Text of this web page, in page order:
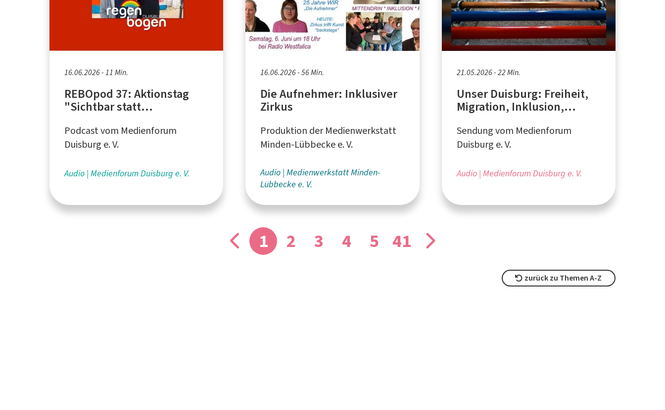
16.06.2026 - 11 Min.
REBOpod 37: Aktionstag
"Sichtbar statt
mit Andreas Suchanek und
Hans-Michael Langer
Podcast vom Medienforum
Duisburg e. V.
Audio Medienforum Duisburg e. V.
16.06.2026 - 56 Min.
Die Aufnehmer: Inklusiver
Zirkus
Produktion der Medienwerkstatt
Minden-Lübbecke e. V.
Audio Medienwerkstatt Minden-
Lübbecke e. V.
21.05.2026 - 22 Min.
Unser Duisburg: Freiheit,
Migration, Inklusion,
Sendung vom Medienforum
Duisburg e. V.
Audio Medienforum Duisburg e. V.
1 2 3 4 5 41
zurück zu Themen A-Z